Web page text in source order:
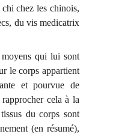
chez les chinois,
du vis medicatrix
qui lui sont
le corps appartient
et pourvue de
cela à la
du corps sont
(en résumé),